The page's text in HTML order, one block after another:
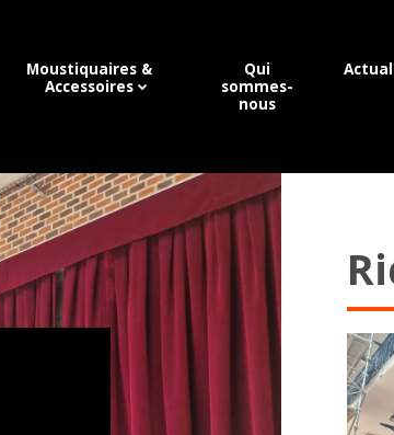
Moustiquaires &
Accessoires
Qui
sommes-
nous